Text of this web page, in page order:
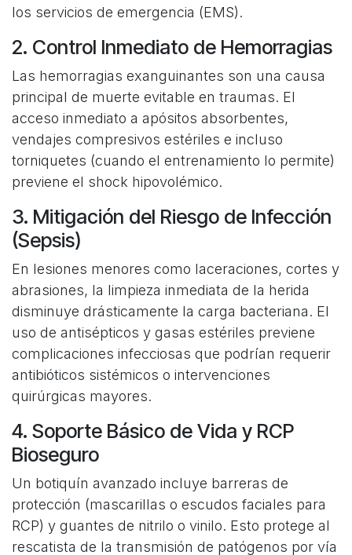
los servicios de emergencia (EMS).
2. Control Inmediato de Hemorragias
Las hemorragias exanguinantes son una causa
principal de muerte evitable en traumas. El
acceso inmediato a apósitos absorbentes,
vendajes compresivos estériles e incluso
torniquetes (cuando el entrenamiento lo permite)
previene el shock hipovolémico.
3. Mitigación del Riesgo de Infección
(Sepsis)
En lesiones menores como laceraciones, cortes y
abrasiones, la limpieza inmediata de la herida
disminuye drásticamente la carga bacteriana. El
uso de antisépticos y gasas estériles previene
complicaciones infecciosas que podrían requerir
antibióticos sistémicos o intervenciones
quirúrgicas mayores.
4. Soporte Básico de Vida y RCP
Bioseguro
Un botiquín avanzado incluye barreras de
protección (mascarillas o escudos faciales para
RCP) y guantes de nitrilo o vinilo. Esto protege al
rescatista de la transmisión de patógenos por vía